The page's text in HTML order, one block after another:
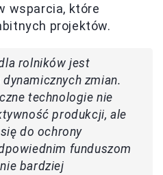
wsparcia, które
projektów.
rolników jest
zmian.
technologie nie
produkcji, ale
do ochrony
funduszom
bardziej